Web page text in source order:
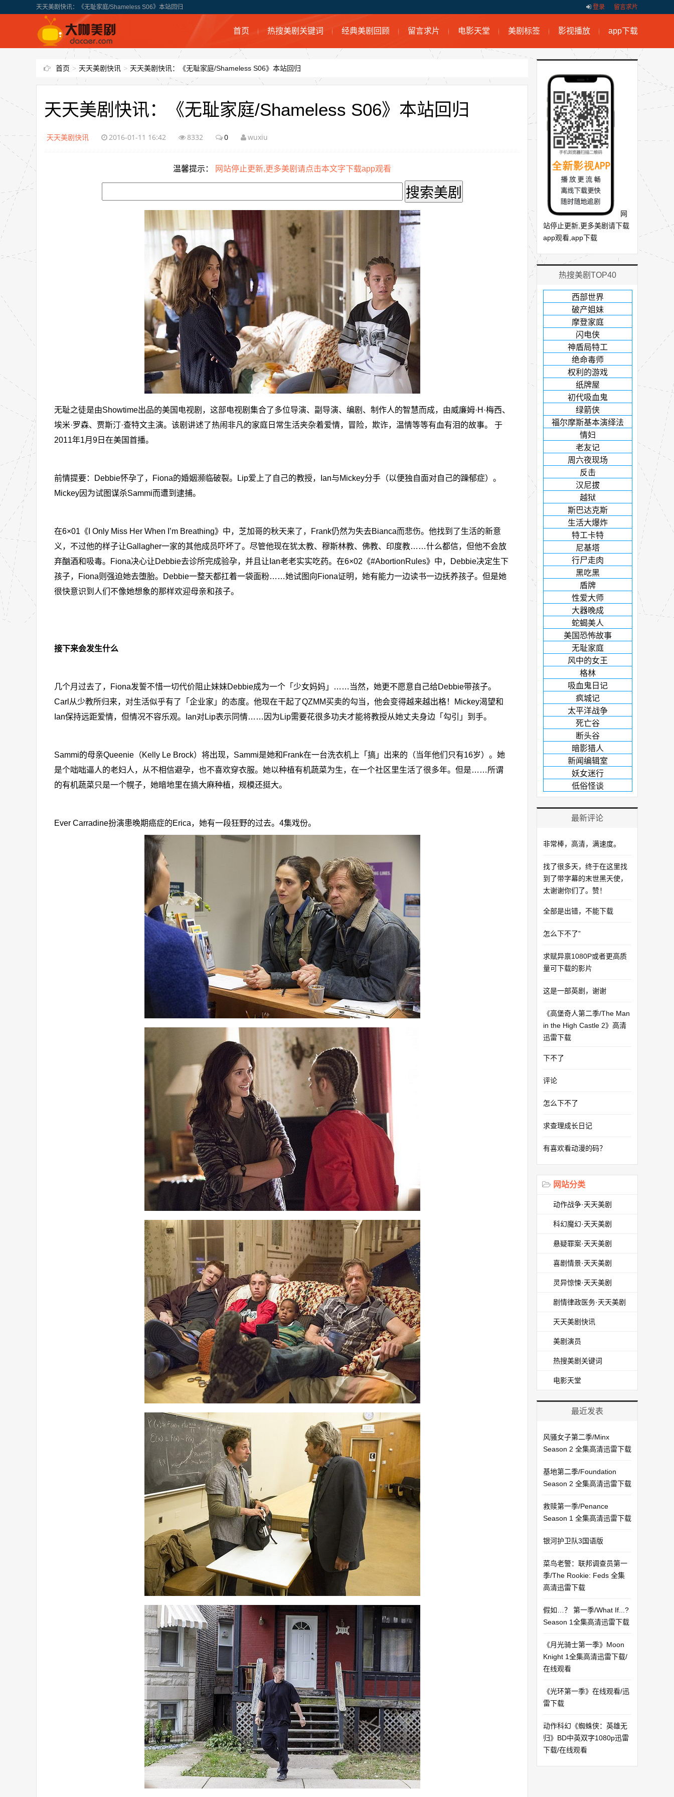
天天美剧快讯：《无耻家庭/Shameless S06》本站回归 登录 留言求片
首页 热搜美剧关键词 经典美剧回顾 留言求片 电影天堂 美剧标签 影视播放 app下载
首页 > 天天美剧快讯 > 天天美剧快讯：《无耻家庭/Shameless S06》本站回归
天天美剧快讯：《无耻家庭/Shameless S06》本站回归
天天美剧快讯 2016-01-11 16:42 8332 0 wuxiu
温馨提示： 网站停止更新,更多美剧请点击本文字下载app观看
无耻之徒是由Showtime出品的美国电视剧，这部电视剧集合了多位导演、副导演、编剧、制作人的智慧而成，由威廉姆·H·梅西、
埃米·罗森、贾斯汀·查特文主演。该剧讲述了热闹非凡的家庭日常生活夹杂着爱情，冒险，欺诈，温情等等有血有泪的故事。 于
2011年1月9日在美国首播。
前情提要：Debbie怀孕了，Fiona的婚姻濒临破裂。Lip爱上了自己的教授，Ian与Mickey分手（以便独自面对自己的躁郁症）。
Mickey因为试图谋杀Sammi而遭到逮捕。
在6×01《I Only Miss Her When I’m Breathing》中，芝加哥的秋天来了，Frank仍然为失去Bianca而悲伤。他找到了生活的新意
义，不过他的样子让Gallagher一家的其他成员吓坏了。尽管他现在犹太教、穆斯林教、佛教、印度教……什么都信，但他不会放
弃酗酒和吸毒。Fiona决心让Debbie去诊所完成验孕，并且让Ian老老实实吃药。在6×02《#AbortionRules》中，Debbie决定生下
孩子，Fiona则强迫她去堕胎。Debbie一整天都扛着一袋面粉……她试图向Fiona证明，她有能力一边读书一边抚养孩子。但是她
很快意识到人们不像她想象的那样欢迎母亲和孩子。
接下来会发生什么
几个月过去了，Fiona发誓不惜一切代价阻止妹妹Debbie成为一个「少女妈妈」……当然，她更不愿意自己给Debbie带孩子。
Carl从少教所归来，对生活似乎有了「企业家」的态度。他现在干起了QZMM买卖的勾当，他会变得越来越出格！Mickey渴望和
Ian保持远距爱情，但情况不容乐观。Ian对Lip表示同情……因为Lip需要花很多功夫才能将教授从她丈夫身边「勾引」到手。
Sammi的母亲Queenie（Kelly Le Brock）将出现，Sammi是她和Frank在一台洗衣机上「搞」出来的（当年他们只有16岁）。她
是个咄咄逼人的老妇人，从不相信避孕，也不喜欢穿衣服。她以种植有机蔬菜为生，在一个社区里生活了很多年。但是……所谓
的有机蔬菜只是一个幌子，她暗地里在搞大麻种植，规模还挺大。
Ever Carradine扮演患晚期癌症的Erica，她有一段狂野的过去。4集戏份。
网
站停止更新,更多美剧请下载
app观看,app下载
热搜美剧TOP40
西部世界
破产姐妹
摩登家庭
闪电侠
神盾局特工
绝命毒师
权利的游戏
纸牌屋
初代吸血鬼
绿箭侠
福尔摩斯基本演绎法
情妇
老友记
周六夜现场
反击
汉尼拔
越狱
斯巴达克斯
生活大爆炸
特工卡特
尼基塔
行尸走肉
黑吃黑
盾牌
性爱大师
大器晚成
蛇蝎美人
美国恐怖故事
无耻家庭
风中的女王
格林
吸血鬼日记
疯城记
太平洋战争
死亡谷
断头谷
暗影猎人
新闻编辑室
妖女迷行
低俗怪谈
最新评论
非常棒，高清，满速度。
找了很多天，终于在这里找
到了带字幕的末世黑天使，
太谢谢你们了。赞！
全部是出错，不能下载
怎么下不了”
求赋异禀1080P或者更高质
量可下载的影片
这是一部英剧，谢谢
《高堡奇人第二季/The Man
in the High Castle 2》高清
迅雷下载
下不了
评论
怎么下不了
求查理成长日记
有喜欢看动漫的码？
网站分类
动作战争·天天美剧
科幻魔幻·天天美剧
悬疑罪案·天天美剧
喜剧情景·天天美剧
灵异惊悚·天天美剧
剧情律政医务·天天美剧
天天美剧快讯
美剧演员
热搜美剧关键词
电影天堂
最近发表
风骚女子第二季/Minx
Season 2 全集高清迅雷下载
基地第二季/Foundation
Season 2 全集高清迅雷下载
救赎第一季/Penance
Season 1 全集高清迅雷下载
银河护卫队3国语版
菜鸟老警：联邦调查员第一
季/The Rookie: Feds 全集
高清迅雷下载
假如…？ 第一季/What If...?
Season 1全集高清迅雷下载
《月光骑士第一季》Moon
Knight 1全集高清迅雷下载/
在线观看
《光环第一季》在线观看/迅
雷下载
动作科幻《蜘蛛侠：英雄无
归》BD中英双字1080p迅雷
下载/在线观看